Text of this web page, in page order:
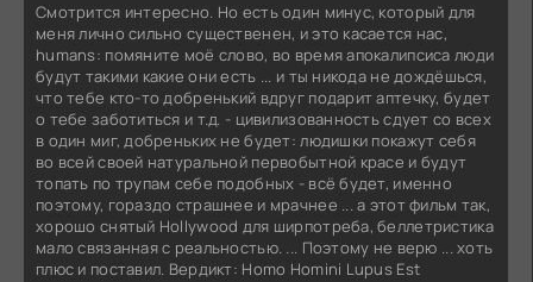
Смотрится интересно. Но есть один минус, который для
меня лично сильно существенен, и это касается нас,
humans: помяните моё слово, во время апокалипсиса люди
будут такими какие они есть ... и ты никода не дождёшься,
что тебе кто-то добренький вдруг подарит аптечку, будет
о тебе заботиться и т.д. - цивилизованность сдует со всех
в один миг, добреньких не будет: людишки покажут себя
во всей своей натуральной первобытной красе и будут
топать по трупам себе подобных - всё будет, именно
поэтому, гораздо страшнее и мрачнее ... а этот фильм так,
хорошо снятый Hollywood для ширпотреба, беллетристика
мало связанная с реальностью. ... Поэтому не верю ... хоть
плюс и поставил. Вердикт: Homo Homini Lupus Est